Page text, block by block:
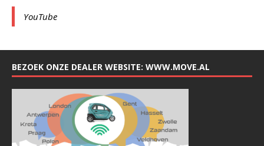
YouTube
BEZOEK ONZE DEALER WEBSITE: WWW.MOVE.AL